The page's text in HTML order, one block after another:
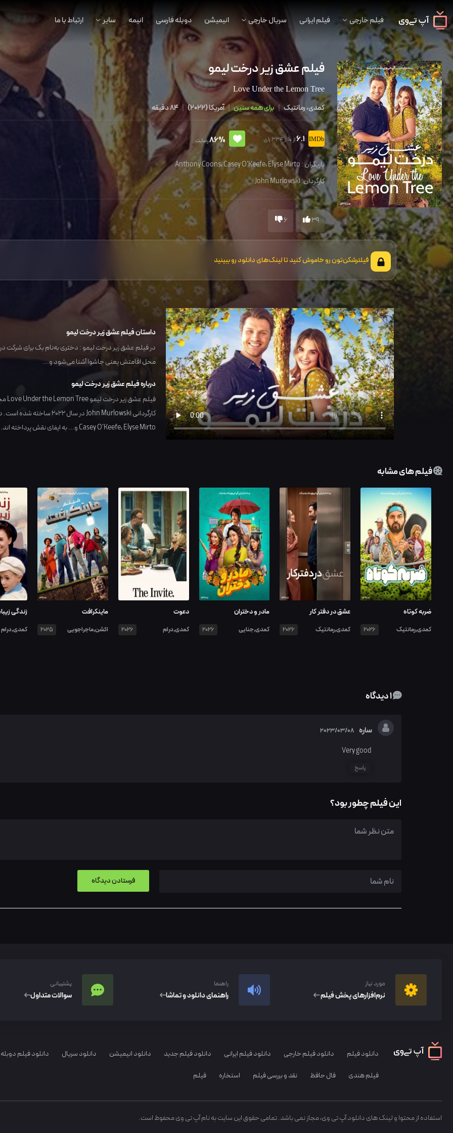
فیلم خارجی فیلم ایرانی سریال خارجی انیمیشن دوبله فارسی انیمه سایر ارتباط با ما
فیلم عشق زیر درخت لیمو
Love Under the Lemon Tree
کمدی، رمانتیک | برای همه سنین | آمریکا(
2022
)
| 84 دقیقه
6.1از 10 از 334 رای 86%رضایت
بازیگران : Anthony Coons،Casey O'Keefe،Elyse Mirto
کارگردان:John Murlowski
39
6
فیلترشکن‌تون رو خاموش کنید تا لینک‌های دانلود رو ببینید
داستان فیلم عشق زیر درخت لیمو
در فیلم عشق زیر درخت لیمو : دختری به‌نام بک برای شرکت
محل اقامتش یعنی جاشوا آشنا می‌شود و...
درباره فیلم عشق زیر درخت لیمو
فیلم عشق زیر درخت لیمو Love Under the Lemon Tree محصول کشور
کارگردانیJohn Murlowskiدر سال2022ساخته شده است.
Casey O'Keefe،Elyse Mirto و... به ایفای نقش پرداخته اند.
فیلم های مشابه
ضربه کوتاه
کمدی,رمانتیک 2026
عشق در دفتر کار
کمدی,رمانتیک 2026
مادر و دختران
کمدی,جنایی 2026
دعوت
کمدی,درام 2026
ماینکرافت
اکشن,ماجراجویی 2025
زندگی
کمدی,درام
1 دیدگاه
ساره 2023/03/08
Very good
پاسخ
این فیلم چطور بود؟
مورد نیاز
نرم‌افزار‌های پخش فیلم
راهنما
راهنمای دانلود و تماشا
پشتیبانی
سوالات متداول
دانلود فیلم دانلود فیلم خارجی دانلود فیلم ایرانی دانلود فیلم جدید دانلود انیمیشن دانلود سریال دانلود فیلم
فیلم هندی فال حافظ نقد و بررسی فیلم استخاره فیلم
استفاده از محتوا و لینک های دانلود آپ تی وی، مجاز نمی باشد. تمامی حقوق این سایت به نام آپ تی وی محفوظ است.